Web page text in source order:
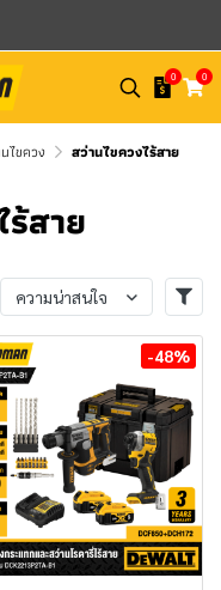
0 0
ไขควง สว่านไขควงไร้สาย
สาย
ความน่าสนใจ
-48%